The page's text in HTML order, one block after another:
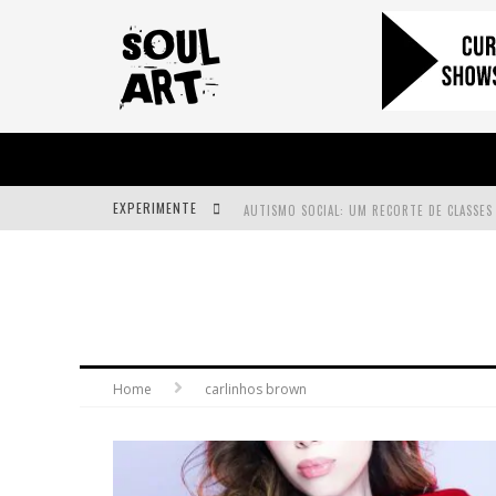
EXPERIMENTE
Home carlinhos brown